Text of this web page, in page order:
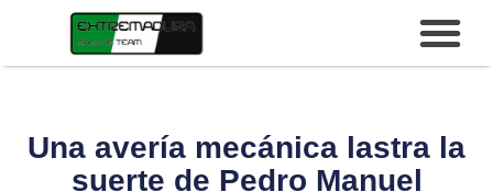
Una avería mecánica lastra la
suerte de Pedro Manuel